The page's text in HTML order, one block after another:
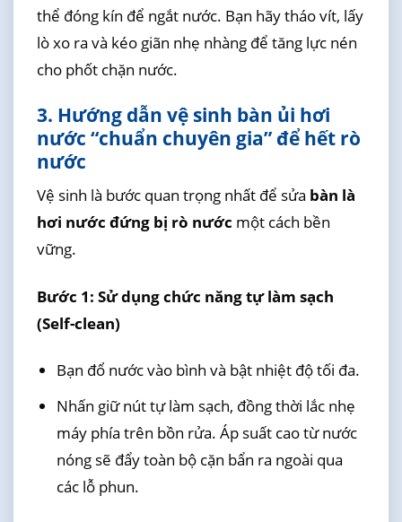
thể đóng kín để ngắt nước. Bạn hãy tháo vít, lấy
lò xo ra và kéo giãn nhẹ nhàng để tăng lực nén
cho phốt chặn nước.
3. Hướng dẫn vệ sinh bàn ủi hơi
nước “chuẩn chuyên gia” để hết rò
nước
Vệ sinh là bước quan trọng nhất để sửa bàn là
hơi nước đứng bị rò nước một cách bền
vững.
Bước 1: Sử dụng chức năng tự làm sạch
(Self-clean)
Bạn đổ nước vào bình và bật nhiệt độ tối đa.
Nhấn giữ nút tự làm sạch, đồng thời lắc nhẹ
máy phía trên bồn rửa. Áp suất cao từ nước
nóng sẽ đẩy toàn bộ cặn bẩn ra ngoài qua
các lỗ phun.